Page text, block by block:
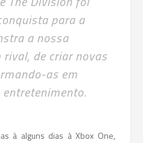
para a
a nossa
rival, de criar novas
as em
à alguns dias à Xbox One,